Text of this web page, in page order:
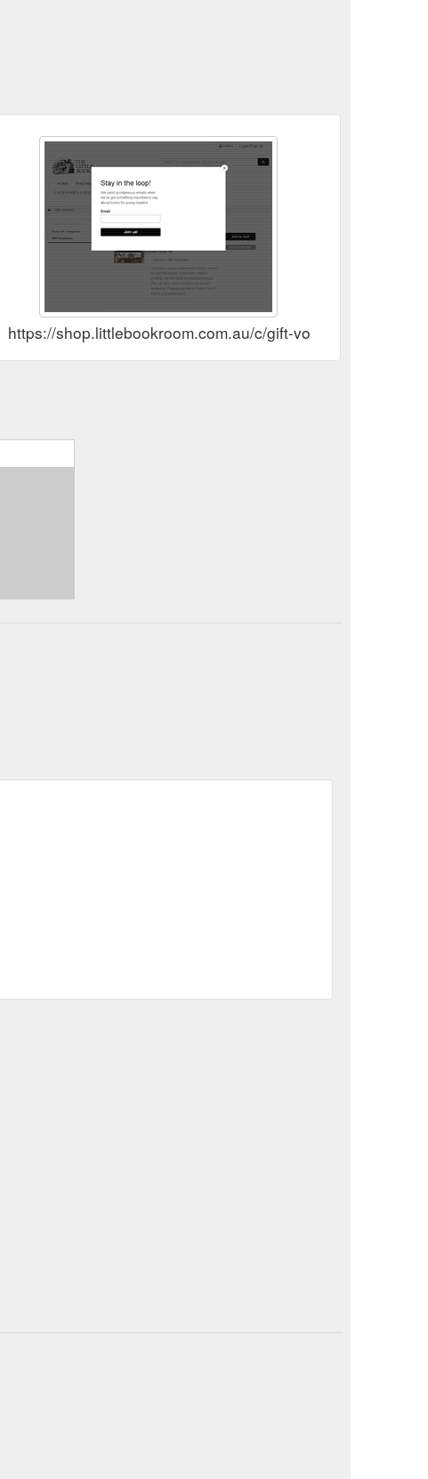
https://shop.littlebookroom.com.au/c/gift-vouchers__29--2